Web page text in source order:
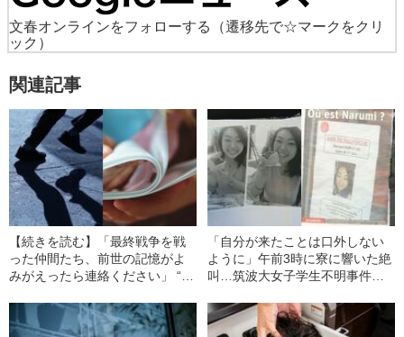
文春オンラインをフォローする
（遷移先で☆マークをクリ
ック）
関連記事
【続きを読む】「最終戦争を戦
った仲間たち、前世の記憶がよ
みがえったら連絡ください」 “転
の日本
「自分が来たことは口外しない
ように」午前3時に寮に響いた絶
叫…筑波大女子学生不明事件の